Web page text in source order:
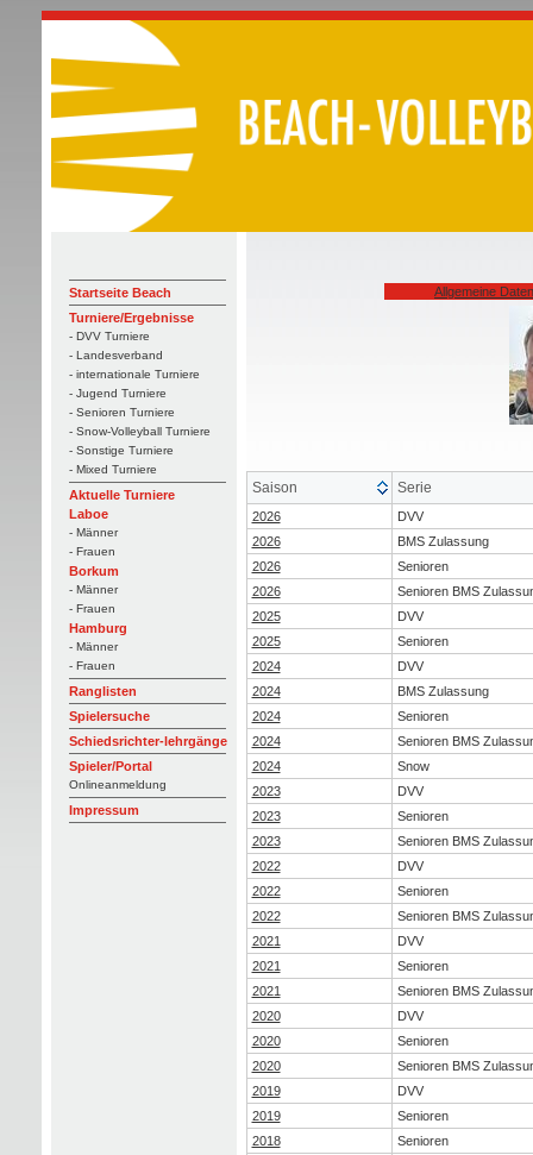
Startseite Beach
Turniere/Ergebnisse
- DVV Turniere
- Landesverband
- internationale Turniere
- Jugend Turniere
- Senioren Turniere
- Snow-Volleyball Turniere
- Sonstige Turniere
- Mixed Turniere
Aktuelle Turniere
Laboe
- Männer
- Frauen
Borkum
- Männer
- Frauen
Hamburg
- Männer
- Frauen
Ranglisten
Spielersuche
Schiedsrichter-lehrgänge
Spieler/Portal
Onlineanmeldung
Impressum
Allgemeine
Saison Serie
2026
DVV
2026
BMS Zulassung
2026
Senioren
2026
Senioren BMS
2025
DVV
2025
Senioren
2024
DVV
2024
BMS Zulassung
2024
Senioren
2024
Senioren BMS
2024
Snow
2023
DVV
2023
Senioren
2023
Senioren BMS
2022
DVV
2022
Senioren
2022
Senioren BMS
2021
DVV
2021
Senioren
2021
Senioren BMS
2020
DVV
2020
Senioren
2020
Senioren BMS
2019
DVV
2019
Senioren
2018
Senioren